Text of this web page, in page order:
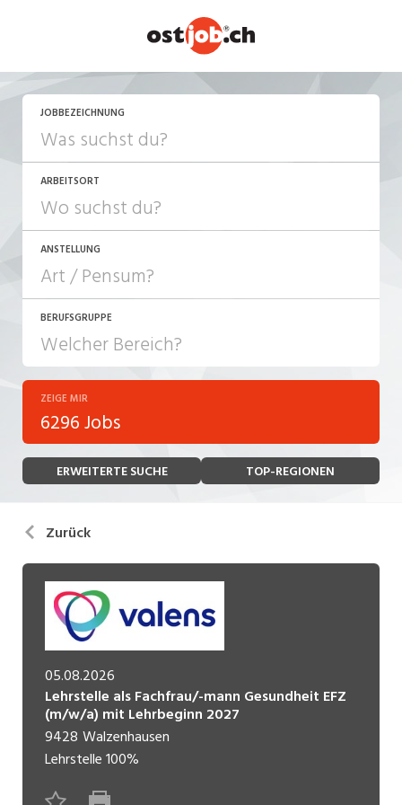
JOBBEZEICHNUNG
ARBEITSORT
ANSTELLUNG
JOB-TYP
Festanstellung
Temporär (befristet)
Freelance
Praktikum
Lehrstelle
Ferienjob
Führungsposition
Management / Kader
BERUFSGRUPPE
Bank, Versicherung
Bau, Handwerk, Elektro
Bildung, Kunst, Design, Soziale Berufe, Sport
Einkauf, Logistik, Transport, Verkehr
Engineering, Technik, Architektur
Gartenbau, Landwirtschaft, Forstwirtschaft
Gastronomie, Hotellerie, Tourismus,
Lebensmittel
Immobilien, Facility Management, Reinigung
ZEIGE MIR
6296 Jobs
ERWEITERTE SUCHE TOP-REGIONEN
Zurück
05.08.2026
Lehrstelle als Fachfrau/-mann Gesundheit EFZ
(m/w/a) mit Lehrbeginn 2027
9428 Walzenhausen
Lehrstelle100%